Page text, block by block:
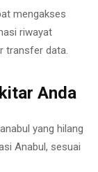
mengakses
riwayat
transfer data.
Anda
yang hilang
Anabul, sesuai